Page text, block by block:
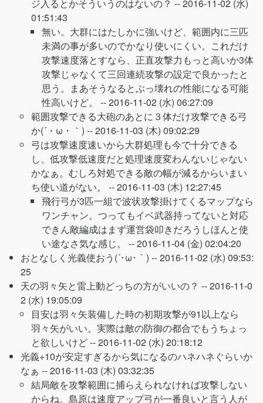
ジ入るとかそういうのはないの？ --2016-11-02 (水)
01:51:43
無い。大群にはたしかに強いけど、範囲内に三匹
未満の事が多いのでかなり使いにくい。これだけ
攻撃速度落とすなら、正直攻撃力もっと高いか3体
攻撃じゃなくて三回連続攻撃の設定で良かったと
思う。まあそうなるとぶっ壊れの性能になる可能
性高いけど。 --2016-11-02 (水) 06:27:09
範囲攻撃できる大砲のあとに３体だけ攻撃できる弓
か(´・ω・｀) --2016-11-03 (木) 09:02:29
弓は攻撃速度速いから大群処理も今で十分できる
し、低攻撃低速度だと処理速度変わんないじゃない
かなぁ。むしろ対処できる敵の幅が減るからいまい
ち使い道がない。 --2016-11-03 (木) 12:27:45
飛行弓が3匹一組で波状攻撃掛けてくるマップなら
ワンチャン。つってもイベ武器持ってないと対応
できん敵編成はまず運営袋叩きだろうしほんと使
い途なさ気な感じ。 --2016-11-04 (金) 02:04:20
おとなしく光義使おう(´･ω･｀) --2016-11-02 (水) 09:53:
25
天の羽々矢と雷上動どっちの方がいいの？ --2016-11-0
2 (水) 19:05:09
目安は羽々矢装備した時の初期攻撃が91以上なら
羽々矢がいい。実際は敵の防御の都合でもうちょっ
と欲しいけど --2016-11-02 (水) 20:18:12
光義+10が安定すぎるから気になるのハネハネぐらいか
なぁ --2016-11-03 (木) 03:32:35
結局敵を攻撃範囲に捕らえられなければ攻撃しない
からね。島原は速度アップ弓が一番良いと言う人が